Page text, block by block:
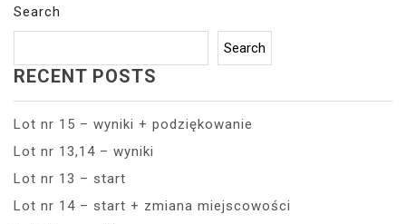
Search
Search
RECENT POSTS
Lot nr 15 – wyniki + podziękowanie
Lot nr 13,14 – wyniki
Lot nr 13 – start
Lot nr 14 – start + zmiana miejscowości